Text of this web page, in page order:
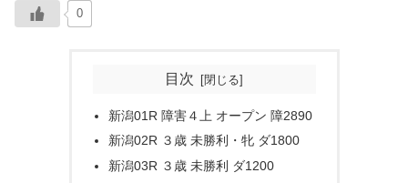
0
目次
新潟01R 障害４上 オープン 障2890
新潟02R ３歳 未勝利・牝 ダ1800
新潟03R ３歳 未勝利 ダ1200